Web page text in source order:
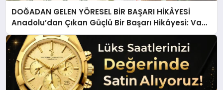
DOĞADAN GELEN YÖRESEL BİR BAŞARI HİKÂYESİ
Anadolu’dan Çıkan Güçlü Bir Başarı Hikâyesi: Van
Gölü Yöresel Işkın Kökü Sirkesi